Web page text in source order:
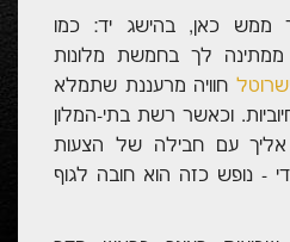
ממש כאן, בהישג יד: כמו
ממתינה לך בחמשת מלונות
חוויה מרעננת שתמלא
וכאשר רשת בתי-המלון
עם חבילה של הצעות
- נופש כזה הוא חובה לגוף